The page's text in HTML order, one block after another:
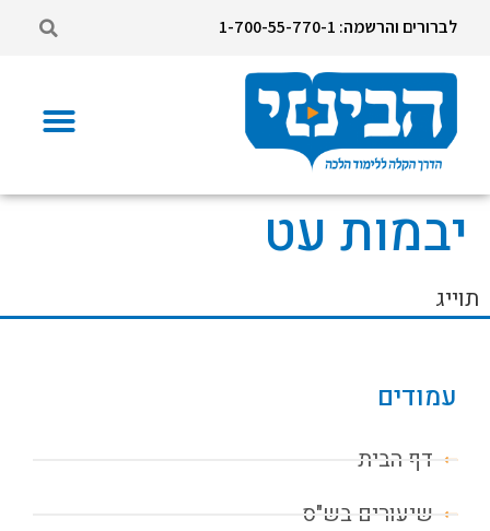
לברורים והרשמה: 1-700-55-770-1
יבמות עט
תוייג
עמודים
דף הבית
שיעורים בש"ס